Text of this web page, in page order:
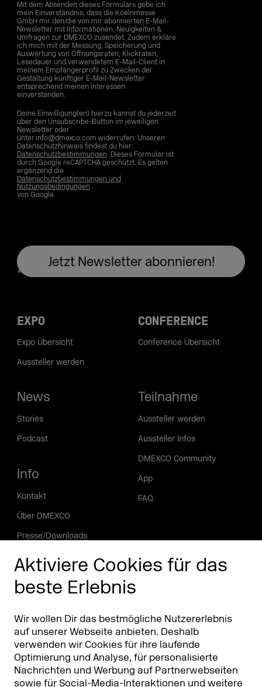
Aktiviere Cookies für das
beste Erlebnis
Wir wollen Dir das bestmögliche Nutzererlebnis
auf unserer Webseite anbieten. Deshalb
verwenden wir Cookies für ihre laufende
Optimierung und Analyse, für personalisierte
Nachrichten und Werbung auf Partnerwebseiten
sowie für Social-Media-Interaktionen und weitere
Mit dem Absenden dieses Formulars gebe ich
mein Einverständnis, dass die Koelnmesse
GmbH mir den/die von mir abonnierten E-Mail-
Newsletter mit Informationen, Neuigkeiten &
Umfragen zur DMEXCO zusendet. Zudem erkläre
ich mich mit der Messung, Speicherung und
Auswertung von Öffnungsraten, Klickraten,
Lesedauer und verwendetem E-Mail-Client in
meinem Empfängerprofil zu Zwecken der
Gestaltung künftiger E-Mail-Newsletter
entsprechend meinen Interessen
einverstanden.
Deine Einwilligung(en) hierzu kannst du jederzeit
über den Unsubscribe-Button im jeweiligen
Newsletter oder
unter info@dmexco.com widerrufen. Unseren
Datenschutzhinweis findest du hier:
Datenschutzbestimmungen. Dieses Formular ist
durch Google reCAPTCHA geschützt. Es gelten
ergänzend die
Datenschutzbestimmungen und
Nutzungsbedingungen
von Google.
EXPO
Expo Übersicht
Aussteller werden
CONFERENCE
Conference Übersicht
News
Stories
Podcast
Info
Kontakt
Über DMEXCO
Presse/Downloads
Phishing Alarm
Teilnahme
Aussteller werden
Aussteller Infos
DMEXCO Community
App
FAQ
Partner
Partner & Sponsoren DMEXCO Asia